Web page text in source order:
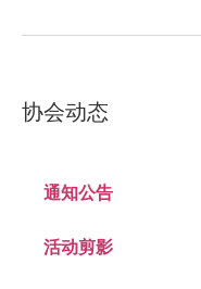
协会动态
通知公告
活动剪影